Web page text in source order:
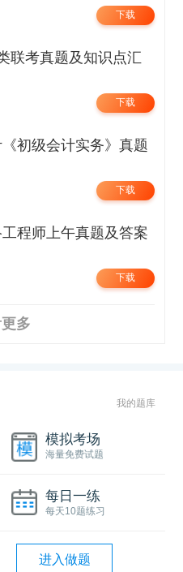
下载
联考真题及知识点汇
下载
初级会计实务》真题
下载
程师上午真题及答案
下载
多
我的题库
模拟考场
海量免费试题
每日一练
每天10题练习
进入做题